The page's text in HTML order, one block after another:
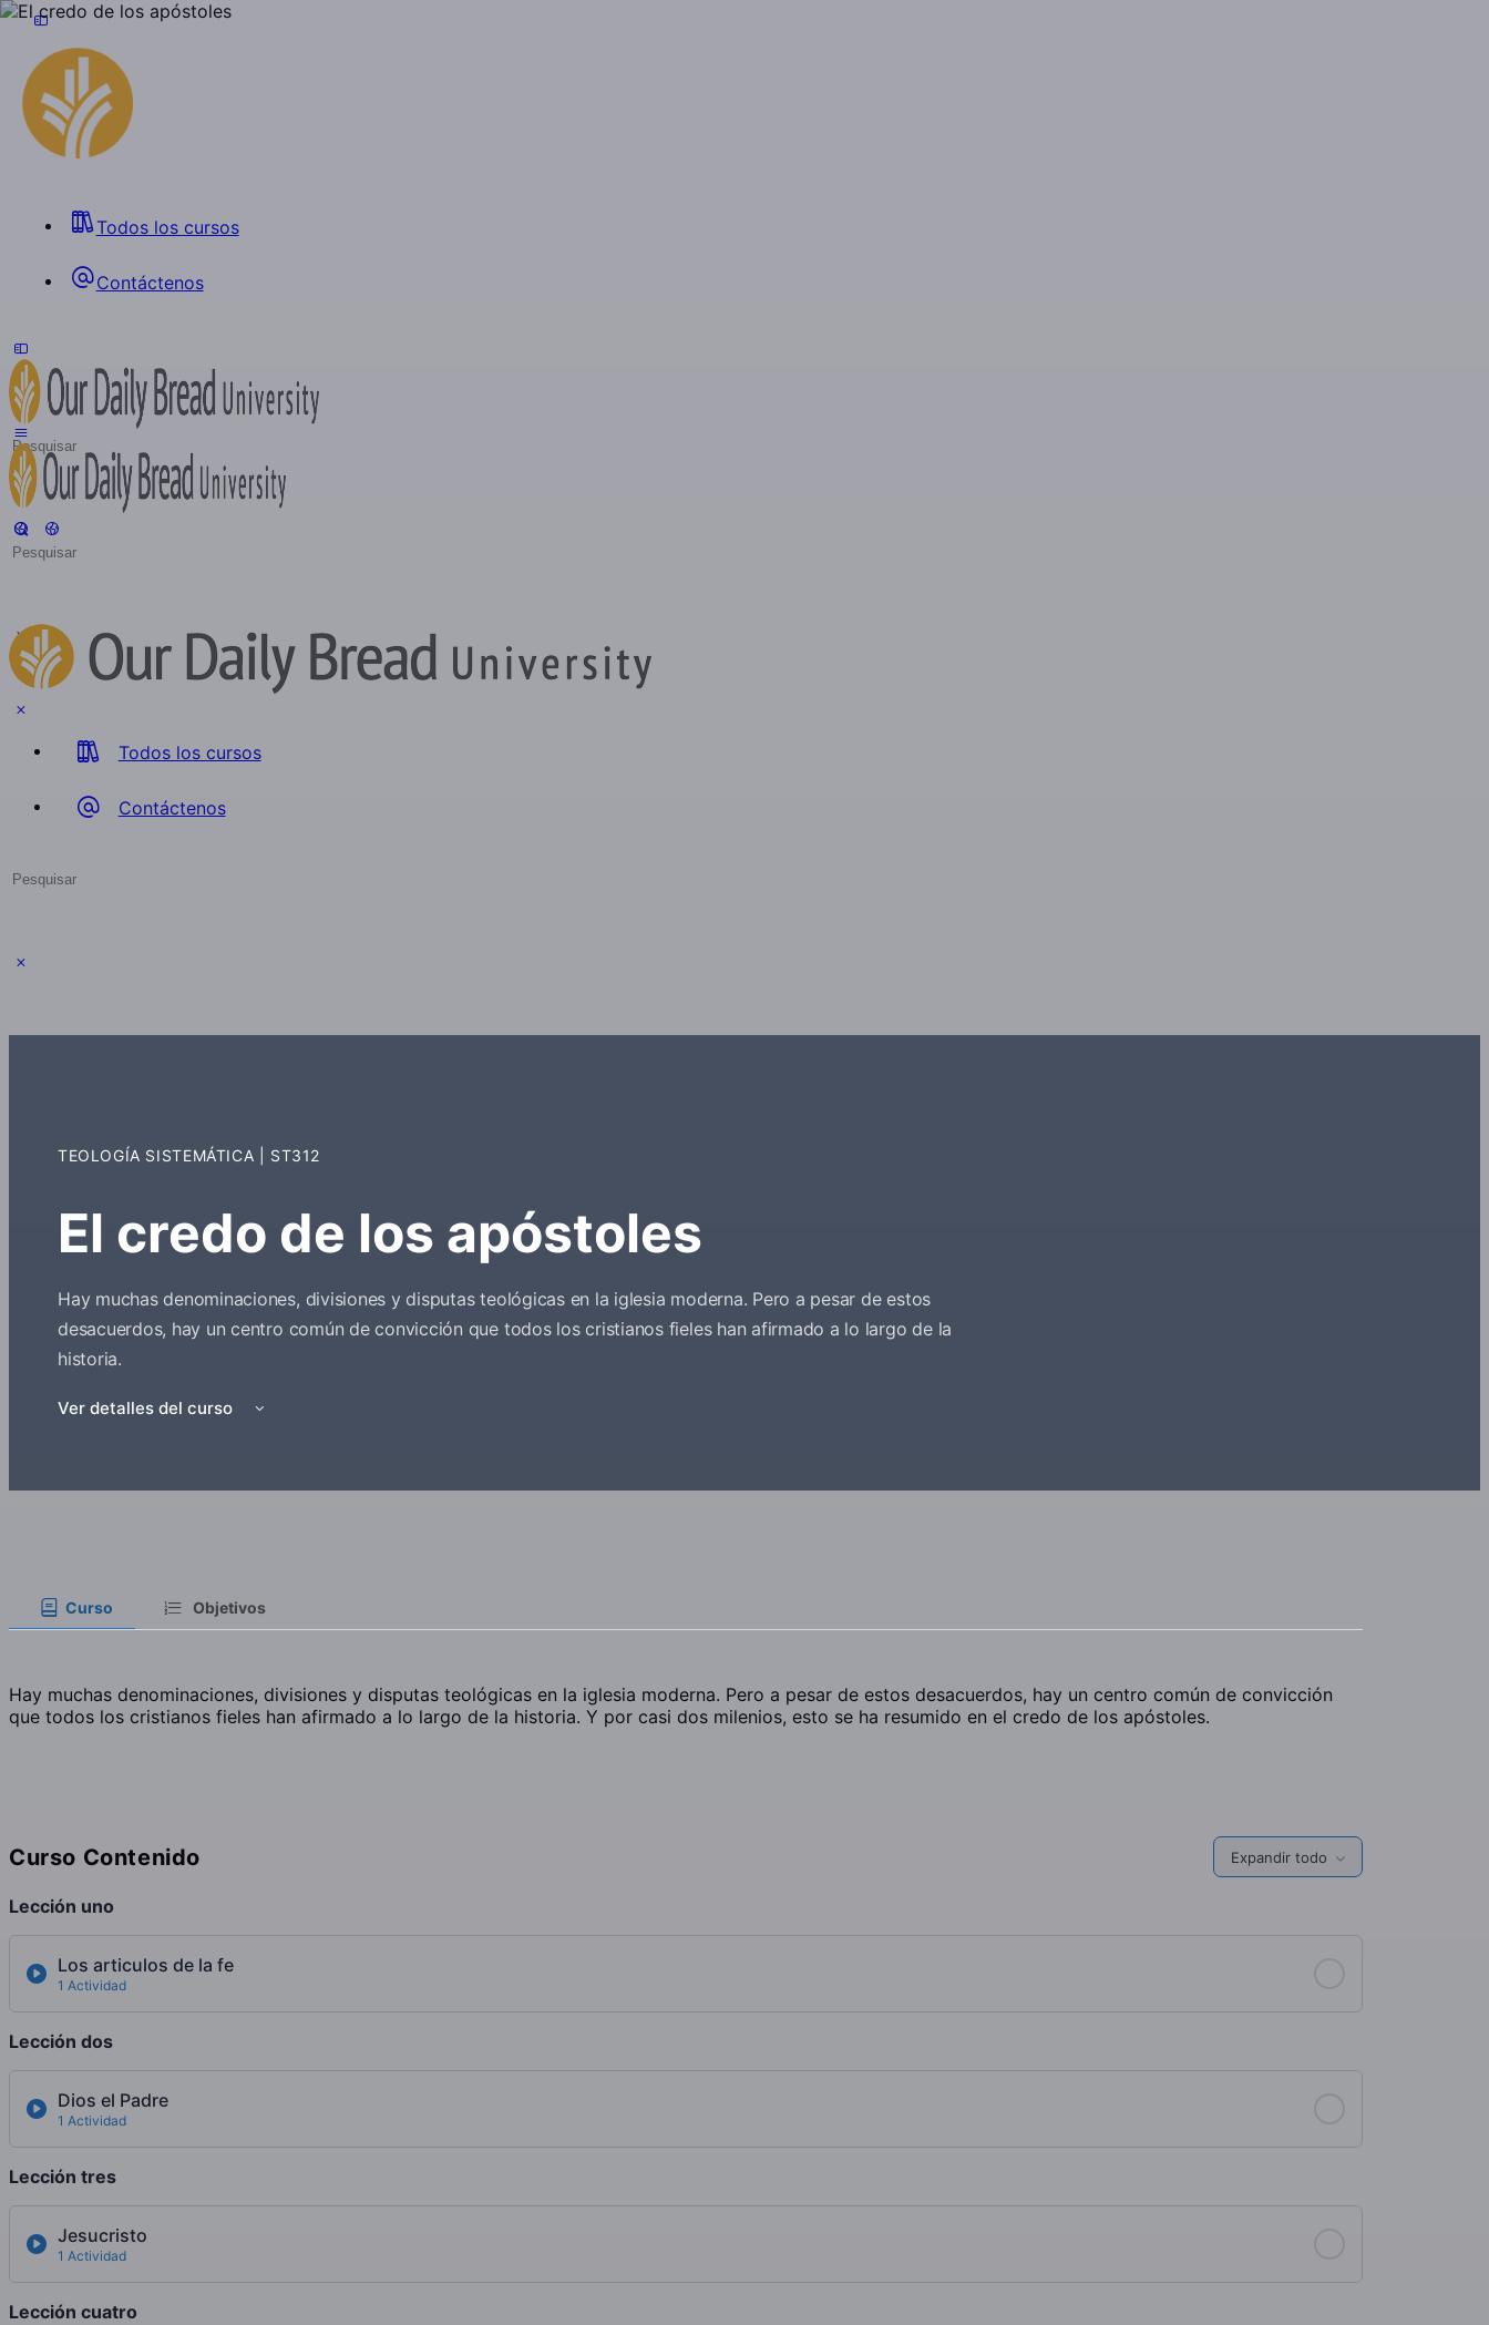
Todos los cursos
Contáctenos
Side
Panel
Search
for:
Search
Todos los cursos
Contáctenos
Search
TEOLOGÍA SISTEMÁTICA | ST312
El credo de los apóstoles
Hay muchas denominaciones, divisiones y disputas teológicas en la iglesia moderna. Pero a pesar de estos
desacuerdos, hay un centro común de convicción que todos los cristianos fieles han afirmado a lo largo de la
historia.
Ver detalles del curso
Curso Objetivos
Hay muchas denominaciones, divisiones y disputas teológicas en la iglesia moderna. Pero a pesar de estos desacuerdos, hay un centro común de convicción
que todos los cristianos fieles han afirmado a lo largo de la historia. Y por casi dos milenios, esto se ha resumido en el credo de los apóstoles.
Curso Contenido Expandir todo
Lección uno
Los articulos de la fe
1 Actividad
Lección dos
Dios el Padre
1 Actividad
Lección tres
Jesucristo
1 Actividad
Lección cuatro